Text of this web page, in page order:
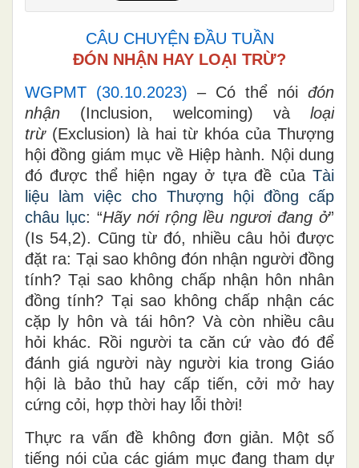
CÂU CHUYỆN ĐẦU TUẦN
ĐÓN NHẬN HAY LOẠI TRỪ?
WGPMT (30.10.2023) – Có thể nói đón
nhận (Inclusion, welcoming) và loại
trừ(Exclusion) là hai từ khóa của Thượng
hội đồng giám mục về Hiệp hành. Nội dung
đó được thể hiện ngay ở tựa đề của Tài
liệu làm việc cho Thượng hội đồng cấp
châu lục: “Hãy nới rộng lều ngươi đang ở”
(Is 54,2). Cũng từ đó, nhiều câu hỏi được
đặt ra: Tại sao không đón nhận người đồng
tính? Tại sao không chấp nhận hôn nhân
đồng tính? Tại sao không chấp nhận các
cặp ly hôn và tái hôn? Và còn nhiều câu
hỏi khác. Rồi người ta căn cứ vào đó để
đánh giá người này người kia trong Giáo
hội là bảo thủ hay cấp tiến, cởi mở hay
cứng cỏi, hợp thời hay lỗi thời!
Thực ra vấn đề không đơn giản. Một số
tiếng nói của các giám mục đang tham dự